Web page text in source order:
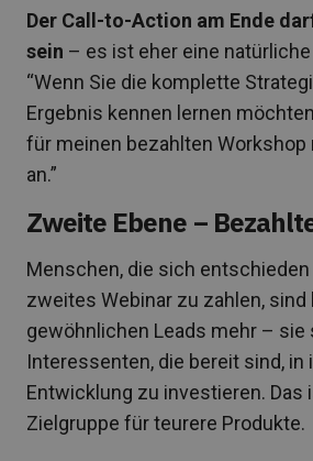
Der Call-to-Action am Ende
sein – es ist eher eine natürliche
“Wenn Sie die komplette
Ergebnis kennen lernen
für meinen bezahlten Workshop
an.”
Zweite Ebene –
Menschen, die sich entschieden
zweites Webinar zu zahlen, sind
gewöhnlichen Leads mehr – sie
Interessenten, die bereit sind, in
Entwicklung zu investieren. Das
Zielgruppe für teurere Produkte.